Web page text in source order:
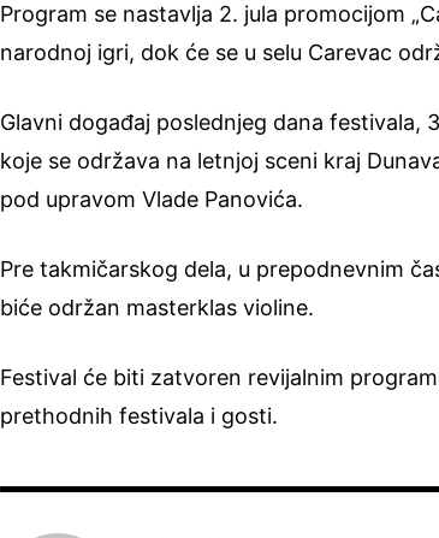
Program se nastavlja 2. jula promocijom
narodnoj igri, dok će se u selu Carevac
Glavni događaj poslednjeg dana festivala,
koje se održava na letnjoj sceni kraj
pod upravom Vlade Panovića.
Pre takmičarskog dela, u prepodnevnim
biće održan masterklas violine.
Festival će biti zatvoren revijalnim
prethodnih festivala i gosti.